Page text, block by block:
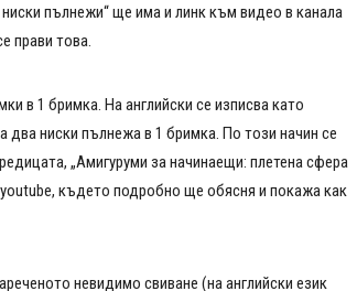
пълнежи“ ще има и линк към видео в канала
прави това.
в 1 бримка. На английски се изписва като
два ниски пълнежа в 1 бримка. По този начин се
„Амигуруми за начинаещи: плетена сфера
където подробно ще обясня и покажа как
невидимо свиване (на английски език